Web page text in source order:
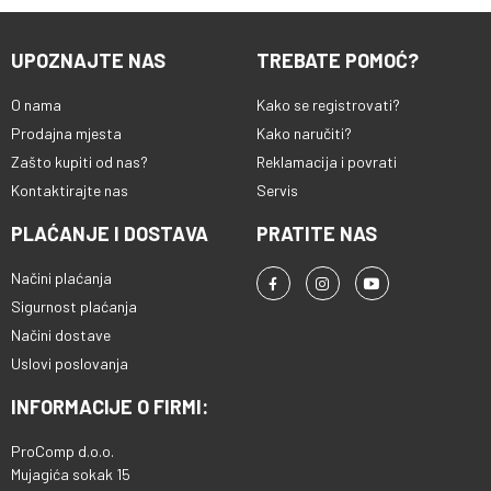
UPOZNAJTE NAS
O nama
Prodajna mjesta
Zašto kupiti od nas?
Kontaktirajte nas
TREBATE POMOĆ?
Kako se registrovati?
Kako naručiti?
Reklamacija i povrati
Servis
PLAĆANJE I DOSTAVA
Načini plaćanja
Sigurnost plaćanja
Načini dostave
Uslovi poslovanja
PRATITE NAS
INFORMACIJE O FIRMI:
ProComp d.o.o.
Mujagića sokak 15